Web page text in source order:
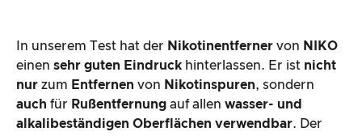
Produktverarbeitung & Erscheinungsbild
Der Praxistest
In unserem Test hat der Nikotinentferner von NIKO
einen sehr guten Eindruck hinterlassen. Er ist nicht
nur zum Entfernen von Nikotinspuren, sondern
auch für Rußentfernung auf allen wasser- und
alkalibeständigen Oberflächen verwendbar. Der